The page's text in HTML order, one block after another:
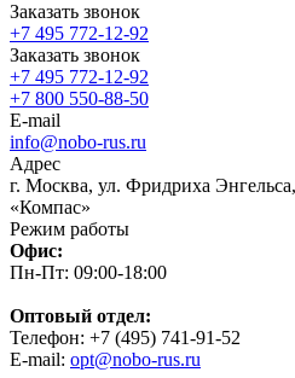
Заказать звонок
+7 495 772-12-92
Заказать звонок
+7 495 772-12-92
+7 800 550-88-50
E-mail
info@nobo-rus.ru
Адрес
г. Москва, ул. Фридриха
«Компас»
Режим работы
Офис:
Пн-Пт: 09:00-18:00
Оптовый отдел:
Телефон: +7 (495) 741-91-52
E-mail: opt@nobo-rus.ru